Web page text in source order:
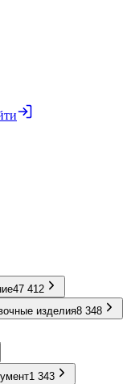
47 412
изделия8 348
1 343